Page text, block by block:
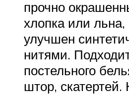
прочно
хлопка или
улучшен
нитями.
постельного
штор, скатертей.